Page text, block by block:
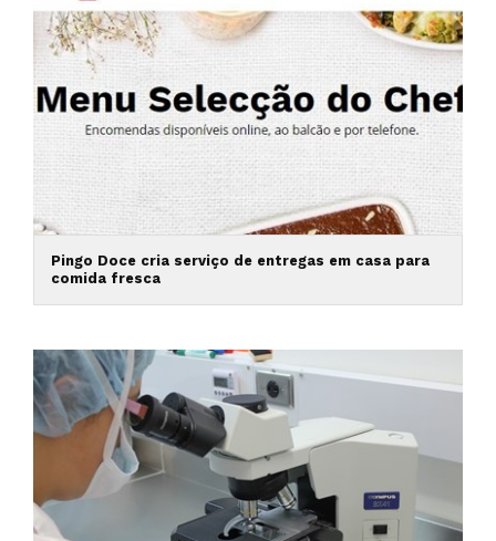
Pingo Doce cria serviço de entregas em casa para
comida fresca